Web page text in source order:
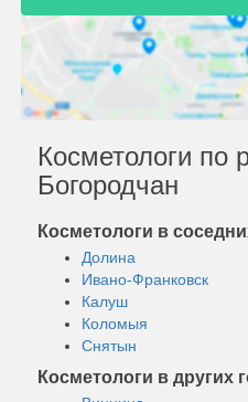
Косметологи по
Богородчан
Косметологи в
Долина
Ивано-Франковск
Калуш
Коломыя
Снятын
Косметологи в других